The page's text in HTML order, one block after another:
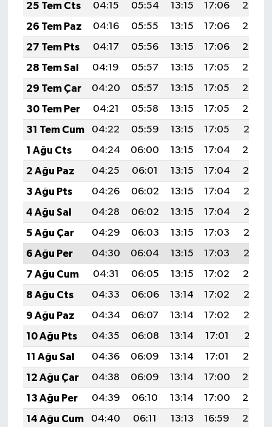
25 Tem Cts
04:15 05:54 13:15 17:06
20:26
26 Tem Paz
04:16 05:55 13:15 17:06
20:26
27 Tem Pts
04:17 05:56 13:15 17:06
20:25
28 Tem Sal
04:19 05:57 13:15 17:05
20:24
29 Tem Çar
04:20 05:57 13:15 17:05
20:23
30 Tem Per
04:21 05:58 13:15 17:05
20:22
31 Tem Cum
04:22 05:59 13:15 17:05
20:21
1 Ağu Cts
04:24 06:00 13:15 17:04
20:20
2 Ağu Paz
04:25 06:01 13:15 17:04
20:19
3 Ağu Pts
04:26 06:02 13:15 17:04
20:18
4 Ağu Sal
04:28 06:02 13:15 17:04
20:17
5 Ağu Çar
04:29 06:03 13:15 17:03
20:16
6 Ağu Per
04:30 06:04 13:15 17:03
20:15
7 Ağu Cum
04:31 06:05 13:15 17:02
20:14
8 Ağu Cts
04:33 06:06 13:14 17:02
20:13
9 Ağu Paz
04:34 06:07 13:14 17:02
20:12
10 Ağu Pts
04:35 06:08 13:14 17:01
20:11
11 Ağu Sal
04:36 06:09 13:14 17:01
20:10
12 Ağu Çar
04:38 06:09 13:14 17:00
20:08
13 Ağu Per
04:39 06:10 13:14 17:00
20:07
14 Ağu Cum
04:40 06:11 13:13 16:59
20:06